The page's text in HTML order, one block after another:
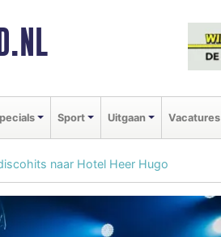
Sport Uitgaan Vacatures
naar Hotel Heer Hugo